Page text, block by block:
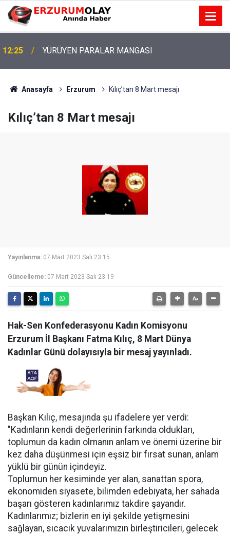
12:25 YÜRÜYEN PARALAR MANGASI
Anasayfa Erzurum Kılıç’tan 8 Mart mesajı
Kılıç’tan 8 Mart mesajı
Yayınlanma: 07 Mart 2023 Salı 23:15
Güncelleme: 07 Mart 2023 Salı 23:19
Hak-Sen Konfederasyonu Kadın Komisyonu
Erzurum İl Başkanı Fatma Kılıç, 8 Mart Dünya
Kadınlar Günü dolayısıyla bir mesaj yayınladı.
Başkan Kılıç, mesajında şu ifadelere yer verdi:
"Kadınların kendi değerlerinin farkında oldukları,
toplumun da kadın olmanın anlam ve önemi üzerine bir
kez daha düşünmesi için eşsiz bir fırsat sunan, anlam
yüklü bir günün içindeyiz.
Toplumun her kesiminde yer alan, sanattan spora,
ekonomiden siyasete, bilimden edebiyata, her sahada
başarı gösteren kadınlarımız takdire şayandır.
Kadınlarımız; bizlerin en iyi şekilde yetişmesini
sağlayan, sıcacık yuvalarımızın birleştiricileri, gelecek